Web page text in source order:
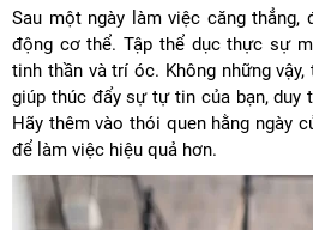
Sau một ngày làm việc căng thẳng,
động cơ thể. Tập thể dục thực sự
tinh thần và trí óc. Không những
giúp thúc đẩy sự tự tin của bạn, duy
Hãy thêm vào thói quen hằng ngày
để làm việc hiệu quả hơn.